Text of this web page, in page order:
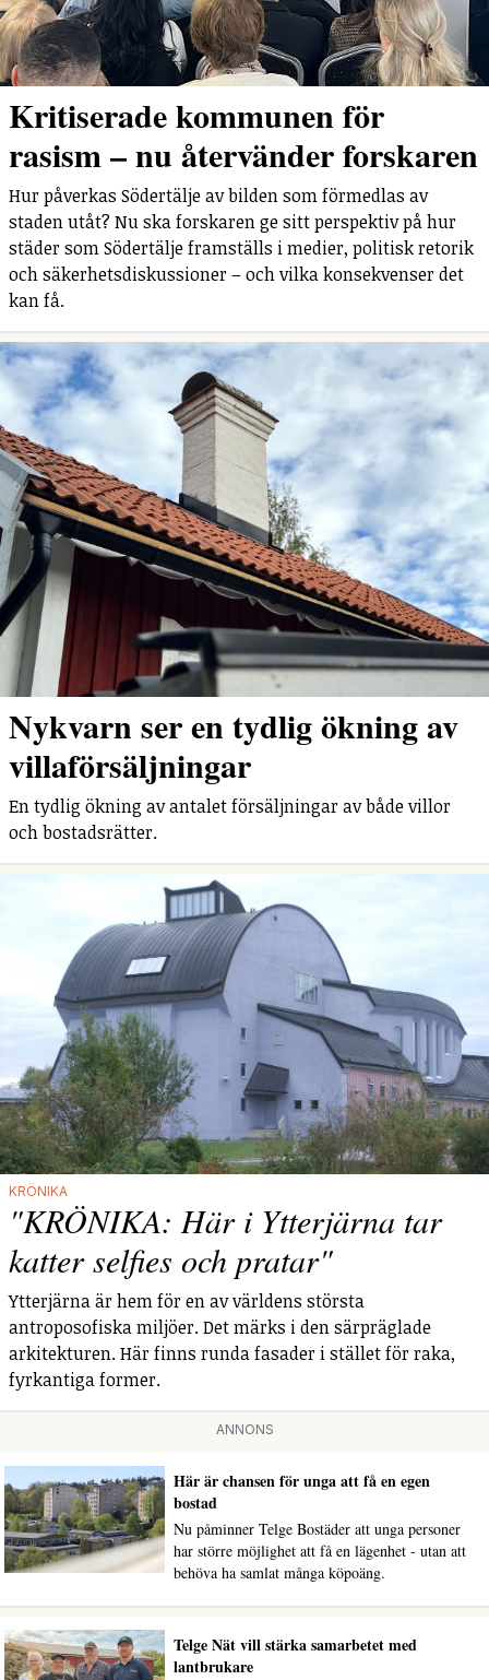
Kritiserade kommunen för
rasism – nu återvänder forskaren
Hur påverkas Södertälje av bilden som förmedlas av
staden utåt? Nu ska forskaren ge sitt perspektiv på hur
städer som Södertälje framställs i medier, politisk retorik
och säkerhetsdiskussioner – och vilka konsekvenser det
kan få.
Nykvarn ser en tydlig ökning av
villaförsäljningar
En tydlig ökning av antalet försäljningar av både villor
och bostadsrätter.
KRÖNIKA
"KRÖNIKA: Här i Ytterjärna tar
katter selfies och pratar"
Ytterjärna är hem för en av världens största
antroposofiska miljöer. Det märks i den särpräglade
arkitekturen. Här finns runda fasader i stället för raka,
fyrkantiga former.
ANNONS
Här är chansen för unga att få en egen
bostad
Nu påminner Telge Bostäder att unga personer
har större möjlighet att få en lägenhet - utan att
behöva ha samlat många köpoäng.
Telge Nät vill stärka samarbetet med
lantbrukare